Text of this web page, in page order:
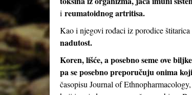
i reumatoidnog artritisa.
Kao i njegovi rođaci iz porodice
nadutost.
Koren, lišće, a posebno seme ove
pa se posebno preporučuju onima
časopisu Journal of